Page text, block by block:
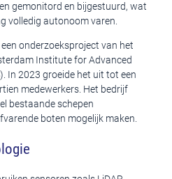
gemonitord en bijgestuurd, wat
volledig autonoom varen.
onderzoeksproject van het
Institute for Advanced
In 2023 groeide het uit tot een
medewerkers. Het bedrijf
bestaande schepen
boten mogelijk maken.